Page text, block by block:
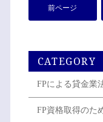
前ページ
CATEGORY
FPによる貸金業
FP資格取得のた